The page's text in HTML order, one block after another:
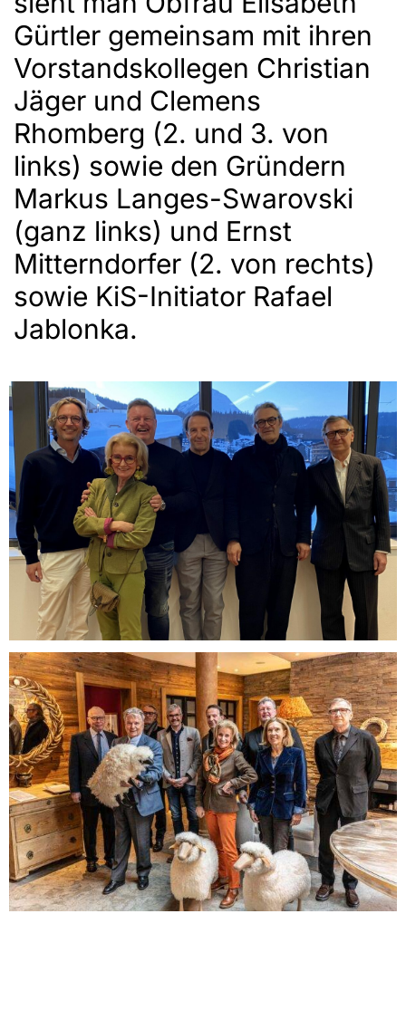
Gürtler gemeinsam mit ihren
Vorstandskollegen Christian
Jäger und Clemens
Rhomberg (2. und 3. von
links) sowie den Gründern
Markus Langes-Swarovski
(ganz links) und Ernst
Mitterndorfer (2. von rechts)
sowie KiS-Initiator Rafael
Jablonka.